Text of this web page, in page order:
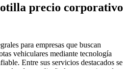
precio corporativo
para empresas que buscan
vehiculares mediante tecnología
Entre sus servicios destacados se